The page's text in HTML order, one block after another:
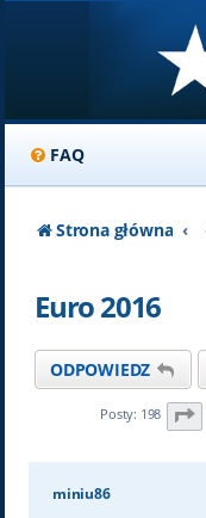
FAQ
Strona główna
Euro 2016
ODPOWIEDZ
Posty: 198
miniu86